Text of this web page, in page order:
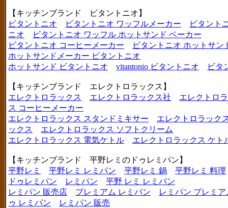
【キッチンブランド ビタントニオ】
ビタントニオ
ビタントニオ ワッフルメーカー
ビタント
ニオ
ビタントニオ ワッフル ホットサンド ベーカー
ビタントニオ コーヒーメーカー
ビタントニオ ホットサン
ホットサンドメーカー ビタントニオ
ホットサンド ビタントニオ
vitantonio ビタントニオ ビタ
【キッチンブランド エレクトロラックス】
エレクトロラックス
エレクトロラックス社
エレクトロ
ス コーヒーメーカー
エレクトロラックス スタンドミキサー
エレクトロラック
ックス
エレクトロラックス ソフトクリーム
エレクトロラックス 電気ケトル
エレクトロラックス ケト
【キッチンブランド 平野レミのドゥレミパン】
平野レミ
平野レミ レミパン 平野レミ 鍋
平野レミ 料理
ドゥレミパン
レミパン
平野 レミ レミパン
レミパン 販売店
プレミアム レミパン
レミパン プレミア
ゥ レミパン
レミパン 販売